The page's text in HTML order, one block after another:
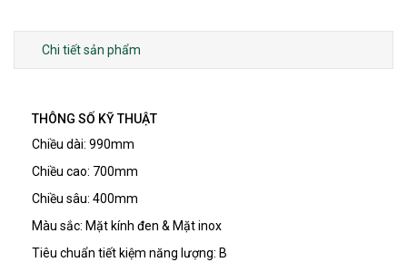
Chi tiết sản phẩm
THÔNG SỐ KỸ THUẬT
Chiều dài: 990mm
Chiều cao: 700mm
Chiều sâu: 400mm
Màu sắc: Mặt kính đen & Mặt inox
Tiêu chuẩn tiết kiệm năng lượng: B